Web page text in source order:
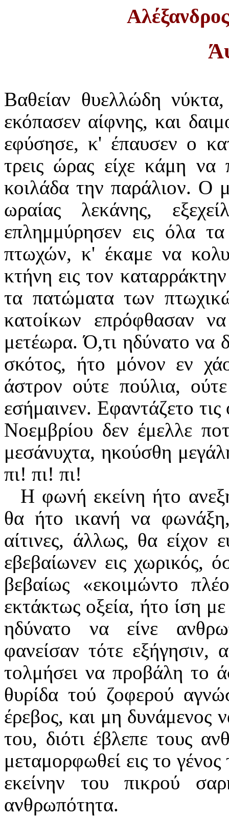
Βαθείαν θυελλώδη
εκόπασεν αίφνης, και
εφύσησε, κ' έπαυσεν ο
τρεις ώρας είχε κάμη
κοιλάδα την παράλιον. Ο
ωραίας λεκάνης,
επλημμύρησεν εις όλα
πτωχών, κ' έκαμε να
κτήνη εις τον
τα πατώματα των
κατοίκων επρόφθασαν
μετέωρα. Ό,τι ηδύνατο να
σκότος, ήτο μόνον εν
άστρον ούτε πούλια,
εσήμαινεν. Εφαντάζετο
Νοεμβρίου δεν έμελλε
μεσάνυχτα, ηκούσθη
πι! πι! πι!
Η φωνή εκείνη ήτο
θα ήτο ικανή να φωνάξη,
αίτινες, άλλως, θα είχον
εβεβαίωνεν εις χωρικός,
βεβαίως «εκοιμώντο
εκτάκτως οξεία, ήτο ίση
ηδύνατο να είνε
φανείσαν τότε εξήγησιν,
τολμήσει να προβάλη το
θυρίδα τού ζοφερού
έρεβος, και μη δυνάμενος
του, διότι έβλεπε τους
μεταμορφωθεί εις το
εκείνην του πικρού
ανθρωπότητα.